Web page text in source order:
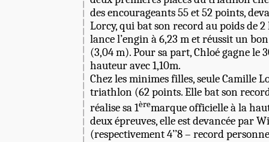
des encourageants 55 et 52 points,
Lorcy, qui bat son record au poids de
lance l’engin à 6,23 m et réussit un
(3,04 m). Pour sa part, Chloé gagne le
hauteur avec 1,10m.
Chez les minimes filles, seule Camille
triathlon (62 points. Elle bat son record
réalise sa 1èremarque officielle à la
deux épreuves, elle est devancée par
(respectivement 4’’8 – record